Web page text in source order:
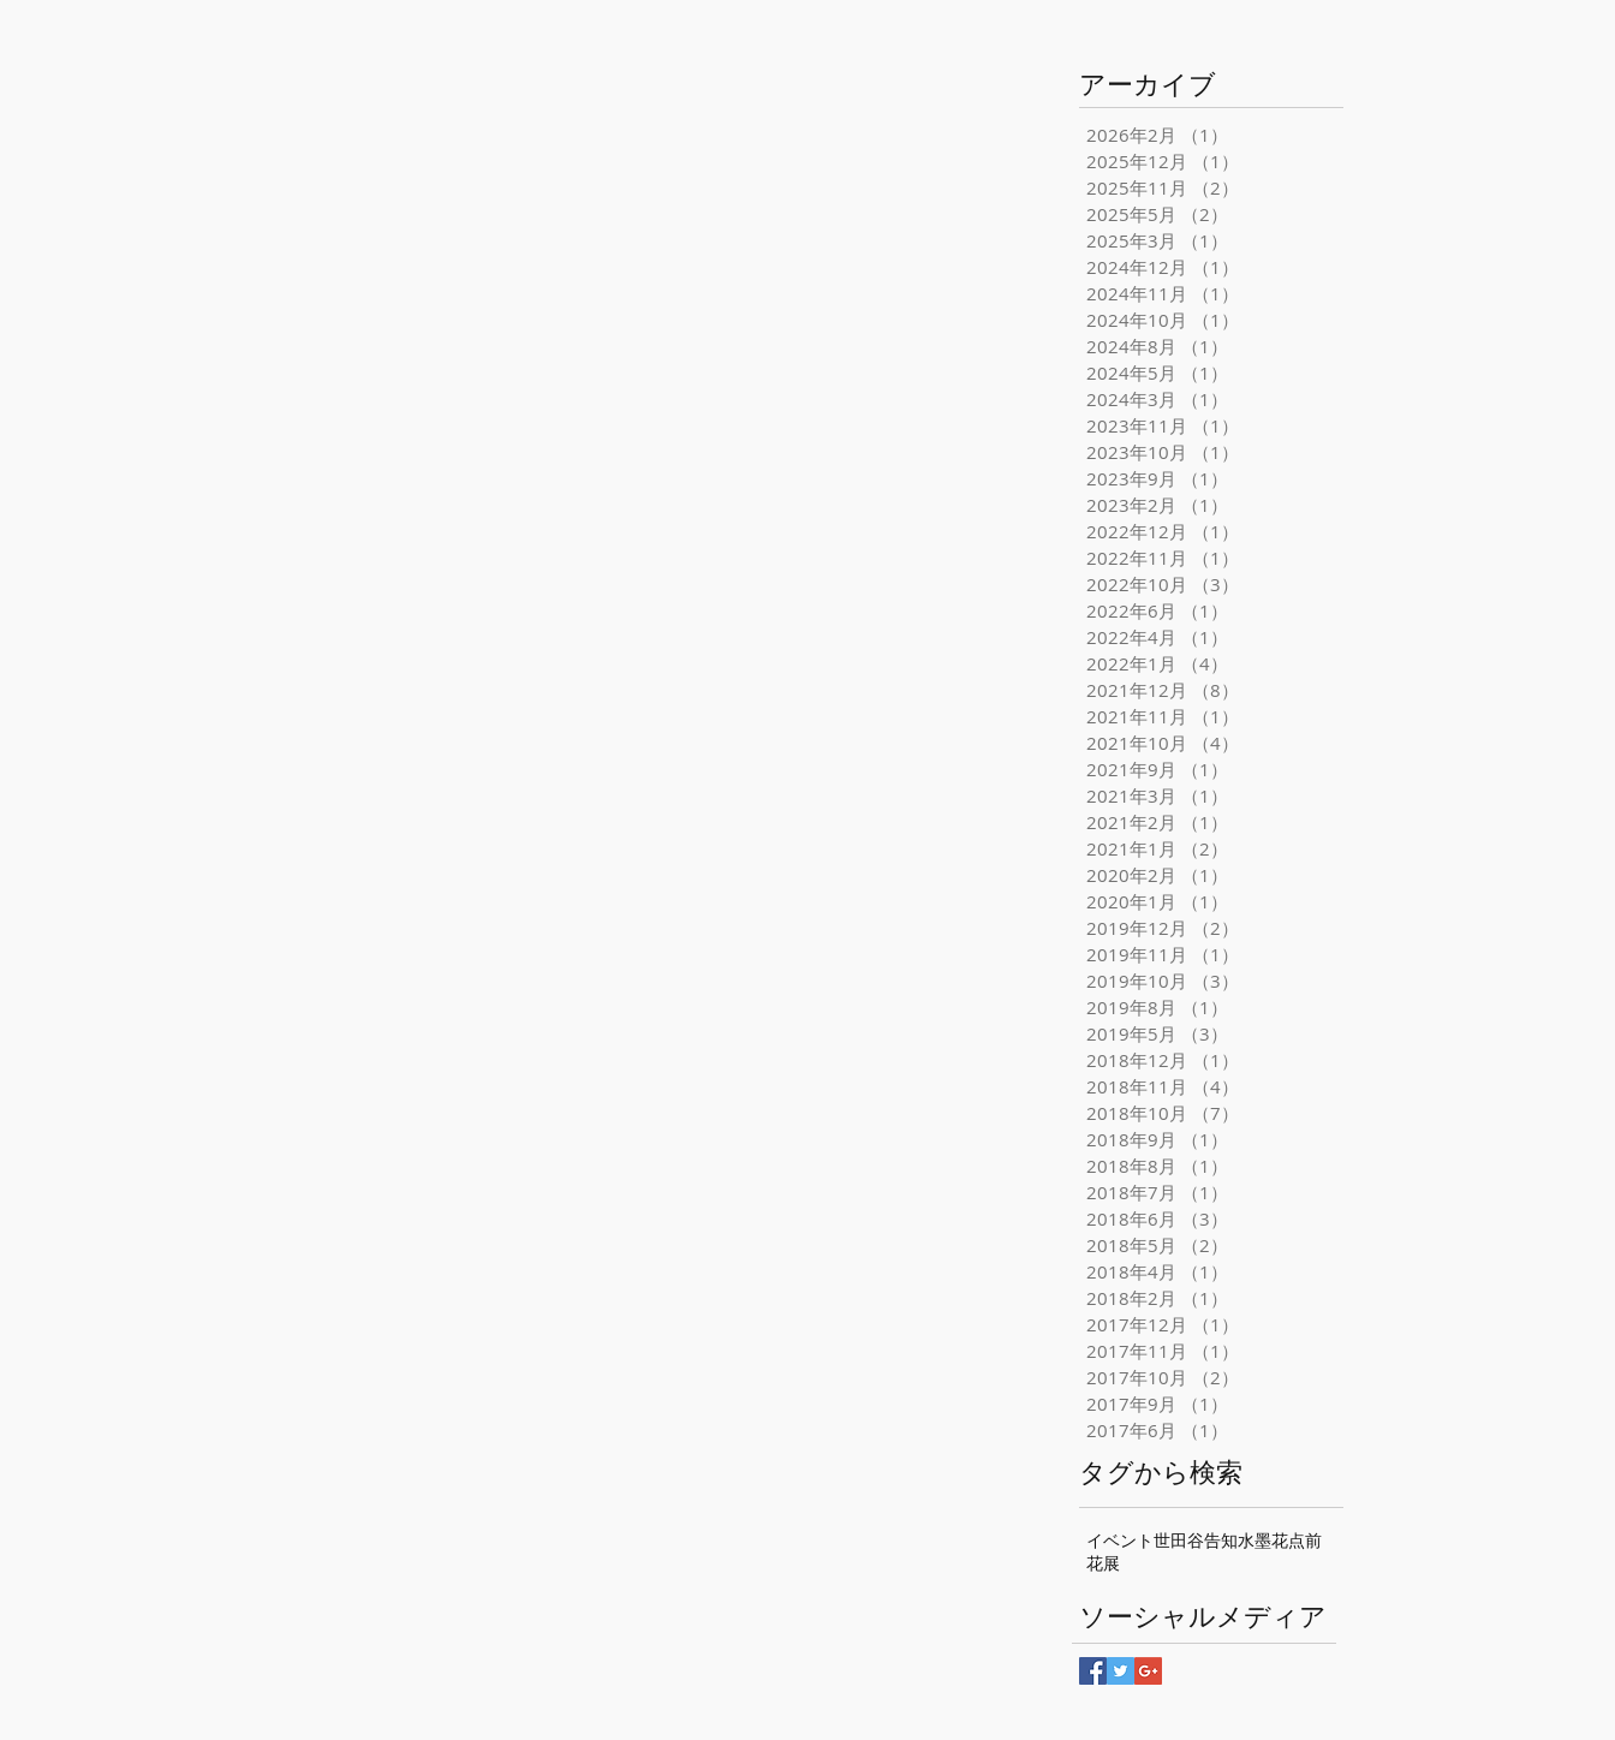
アーカイブ
2026年2月 （1）
2025年12月
（1）
2025年11月
（2）
2025年5月
（2）
2025年3月
（1）
2024年12月
（1）
2024年11月
（1）
2024年10月
（1）
2024年8月
（1）
2024年5月
（1）
2024年3月
（1）
2023年11月
（1）
2023年10月
（1）
2023年9月
（1）
2023年2月
（1）
2022年12月
（1）
2022年11月
（1）
2022年10月
（3）
2022年6月
（1）
2022年4月
（1）
2022年1月
（4）
2021年12月
（8）
2021年11月
（1）
2021年10月
（4）
2021年9月
（1）
2021年3月
（1）
2021年2月
（1）
2021年1月
（2）
2020年2月
（1）
2020年1月
（1）
2019年12月
（2）
2019年11月
（1）
2019年10月
（3）
2019年8月
（1）
2019年5月
（3）
2018年12月
（1）
2018年11月
（4）
2018年10月
（7）
2018年9月
（1）
2018年8月
（1）
2018年7月
（1）
2018年6月
（3）
2018年5月
（2）
2018年4月
（1）
2018年2月
（1）
2017年12月
（1）
2017年11月
（1）
2017年10月
（2）
2017年9月
（1）
2017年6月
（1）
タグから検索
イベント世田谷告知水墨花点前
花展
ソーシャルメディア